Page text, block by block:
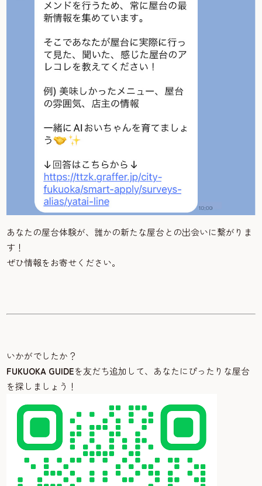
あなたの屋台体験が、誰かの新たな屋台との出会いに繋がりま
す！
ぜひ情報をお寄せください。
いかがでしたか？
FUKUOKA GUIDEを友だち追加して、あなたにぴったりな屋台
を探しましょう！